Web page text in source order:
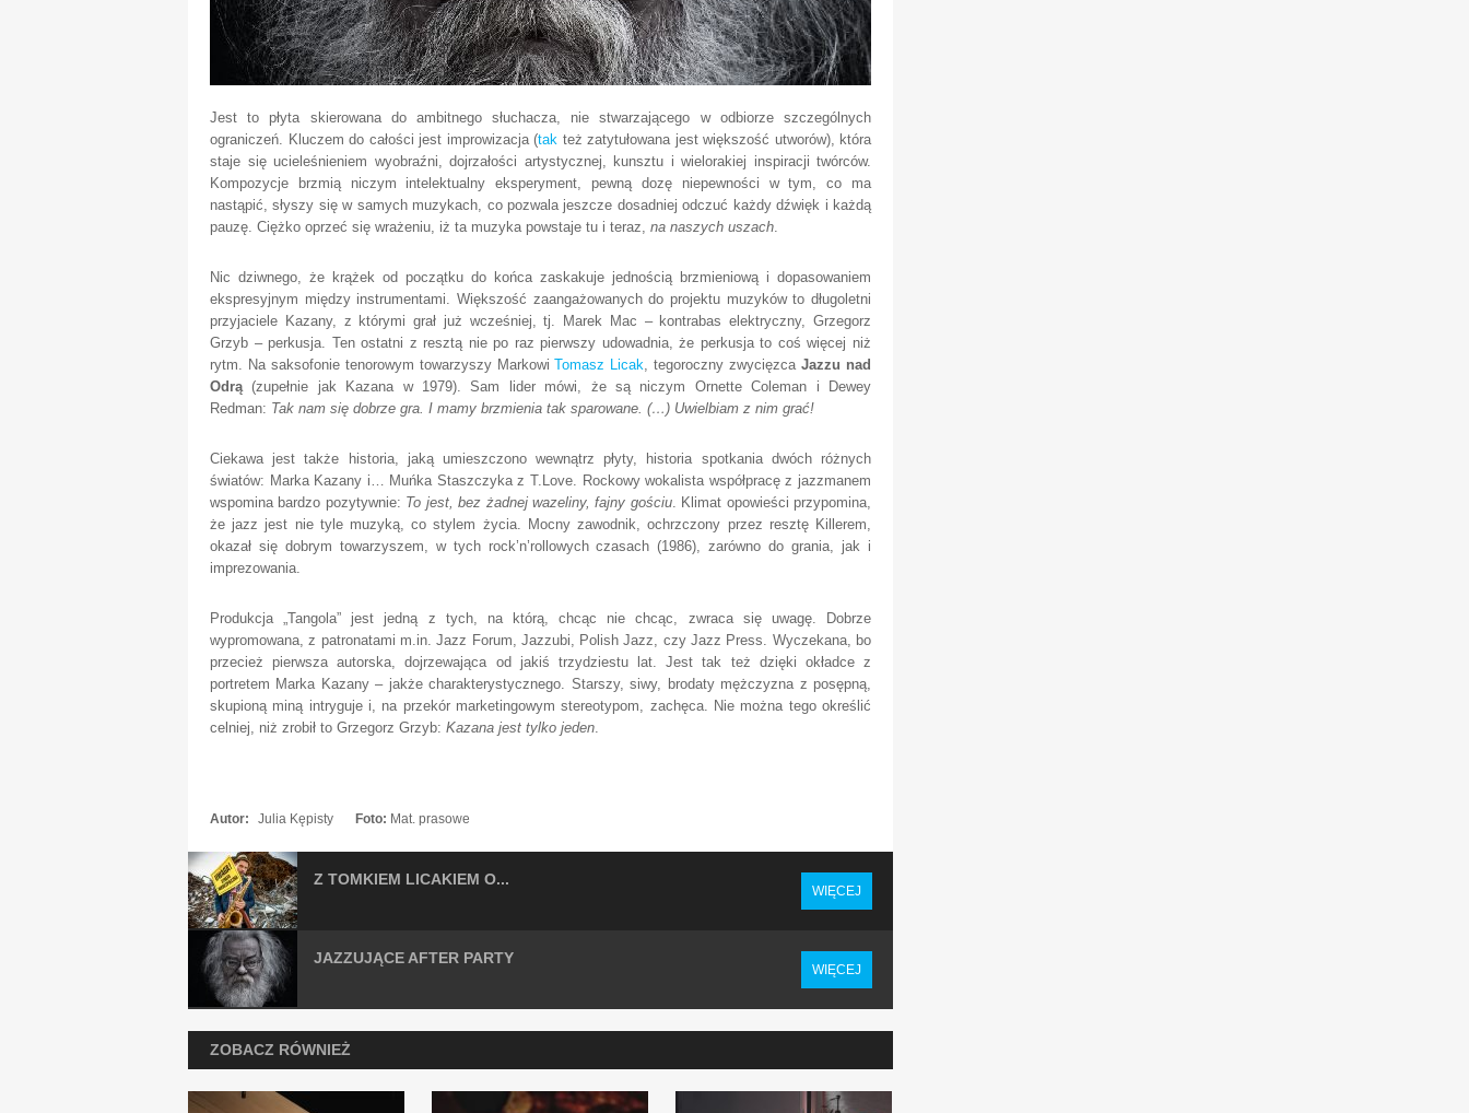
Jest to płyta skierowana do ambitnego słuchacza, nie stwarzającego w odbiorze szczególnych
ograniczeń. Kluczem do całości jest improwizacja (tak też zatytułowana jest większość utworów), która
staje się ucieleśnieniem wyobraźni, dojrzałości artystycznej, kunsztu i wielorakiej inspiracji twórców.
Kompozycje brzmią niczym intelektualny eksperyment, pewną dozę niepewności w tym, co ma
nastąpić, słyszy się w samych muzykach, co pozwala jeszcze dosadniej odczuć każdy dźwięk i każdą
pauzę. Ciężko oprzeć się wrażeniu, iż ta muzyka powstaje tu i teraz, na naszych uszach.
Nic dziwnego, że krążek od początku do końca zaskakuje jednością brzmieniową i dopasowaniem
ekspresyjnym między instrumentami. Większość zaangażowanych do projektu muzyków to długoletni
przyjaciele Kazany, z którymi grał już wcześniej, tj. Marek Mac – kontrabas elektryczny, Grzegorz
Grzyb – perkusja. Ten ostatni z resztą nie po raz pierwszy udowadnia, że perkusja to coś więcej niż
rytm. Na saksofonie tenorowym towarzyszy MarkowiTomasz Licak, tegoroczny zwycięzcaJazzu nad
Odrą(zupełnie jak Kazana w 1979). Sam lider mówi, że są niczym Ornette Coleman i
Dewey
Redman: Tak nam się dobrze gra. I mamy brzmienia tak sparowane. (…) Uwielbiam z nim grać!
Ciekawa jest także historia, jaką umieszczono wewnątrz płyty, historia spotkania dwóch różnych
światów: Marka Kazany i… Muńka Staszczyka z T.Love. Rockowy wokalista współpracę z jazzmanem
wspomina bardzo pozytywnie: To jest, bez żadnej wazeliny, fajny gościu. Klimat opowieści przypomina,
że jazz jest nie tyle muzyką, co stylem życia. Mocny zawodnik, ochrzczony przez resztę Killerem,
okazał się dobrym towarzyszem, w tych rock’n’rollowych czasach (1986), zarówno do grania, jak i
imprezowania.
Produkcja „Tangola” jest jedną z tych, na którą, chcąc nie chcąc, zwraca się uwagę. Dobrze
wypromowana, z patronatami m.in. Jazz Forum, Jazzubi, Polish Jazz, czy Jazz Press. Wyczekana, bo
przecież pierwsza autorska, dojrzewająca od jakiś trzydziestu lat. Jest tak też dzięki okładce z
portretem Marka Kazany‒jakże charakterystycznego. Starszy, siwy, brodaty mężczyzna z posępną,
skupioną miną intryguje i, na przekór marketingowym stereotypom, zachęca. Nie można tego określić
celniej, niż zrobił to Grzegorz Grzyb: Kazana jest tylko jeden.
Autor: Julia Kępisty Foto: Mat. prasowe
Z TOMKIEM LICAKIEM O...
WIĘCEJ
JAZZUJĄCE AFTER PARTY
WIĘCEJ
ZOBACZ RÓWNIEŻ